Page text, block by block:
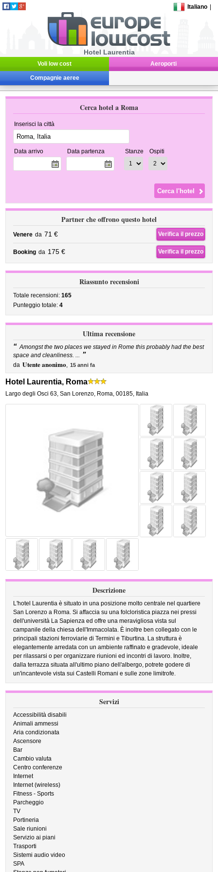
Italiano
Hotel Laurentia
Voli low cost Aeroporti
Compagnie aeree
Cerca hotel a Roma
Inserisci la città
Data arrivo Data partenza Stanze Ospiti
Partner che offrono questo hotel
Venere da 71 € Verifica il prezzo
Booking da 175 € Verifica il prezzo
Riassunto recensioni
Totale recensioni:165
Punteggio totale:4
Ultima recensione
“ Amongst the two places we stayed in Rome this probably had the best
space and cleanliness. ... ”
da Utente anonimo, 15 anni fa
Hotel Laurentia, Roma
Largo degli Osci 63,San Lorenzo, Roma,00185, Italia
Descrizione
L'hotel Laurentia è situato in una posizione molto centrale nel quartiere
San Lorenzo a Roma. Si affaccia su una folcloristica piazza nei pressi
dell'università La Sapienza ed offre una meravigliosa vista sul
campanile della chiesa dell'Immacolata. È inoltre ben collegato con le
principali stazioni ferroviarie di Termini e Tiburtina. La struttura è
elegantemente arredata con un ambiente raffinato e gradevole, ideale
per rilassarsi o per organizzare riunioni ed incontri di lavoro. Inoltre,
dalla terrazza situata all'ultimo piano dell'albergo, potrete godere di
un'incantevole vista sui Castelli Romani e sulle zone limitrofe.
Servizi
Accessibilità disabili
Animali ammessi
Aria condizionata
Ascensore
Bar
Cambio valuta
Centro conferenze
Internet
Internet (wireless)
Fitness - Sports
Parcheggio
TV
Portineria
Sale riunioni
Servizio ai piani
Trasporti
Sistemi audio video
SPA